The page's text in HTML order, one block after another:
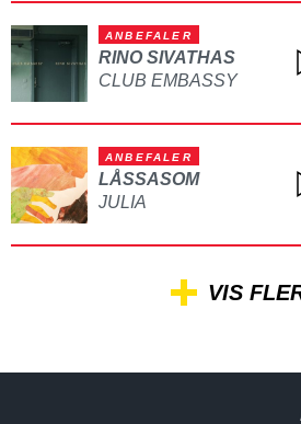
ANBEFALER
RINO SIVATHAS
CLUB EMBASSY
ANBEFALER
LÅSSASOM
JULIA
VIS